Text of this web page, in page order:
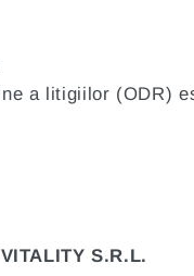
a litigiilor (ODR)
S.R.L.